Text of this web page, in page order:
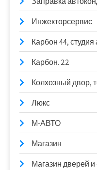
Инжекторсервис
Карбон 44,
Карбон. 22
Колхозный двор,
Люкс
М-АВТО
Магазин
Магазин дверей